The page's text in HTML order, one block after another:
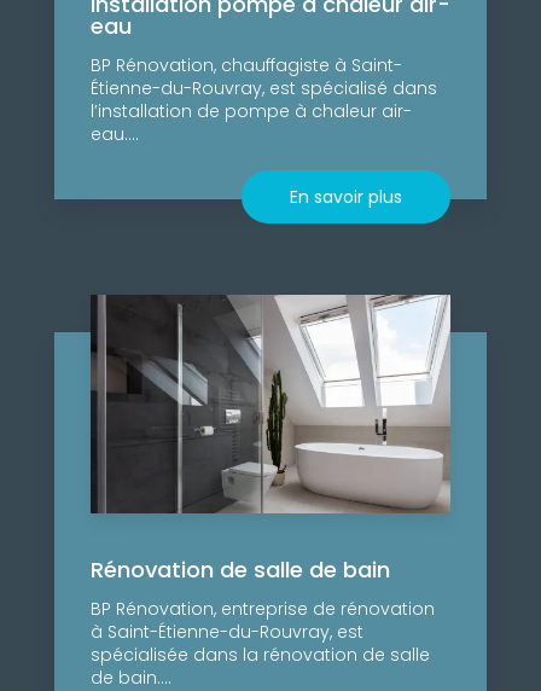
eau
BP Rénovation, chauffagiste à Saint-
Étienne-du-Rouvray, est spécialisé dans
l’installation de pompe à chaleur air-
eau....
En savoir plus
Rénovation de salle de bain
BP Rénovation, entreprise de rénovation
à Saint-Étienne-du-Rouvray, est
spécialisée dans la rénovation de salle
de bain....